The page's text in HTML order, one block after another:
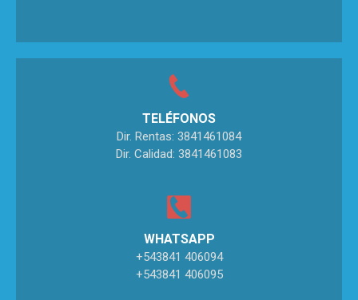
TELÉFONOS
Dir. Rentas: 3841461084
Dir. Calidad: 3841461083
WHATSAPP
+543841 406094
+543841 406095